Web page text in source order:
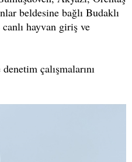
beldesine bağlı Budaklı
hayvan giriş ve
çalışmalarını